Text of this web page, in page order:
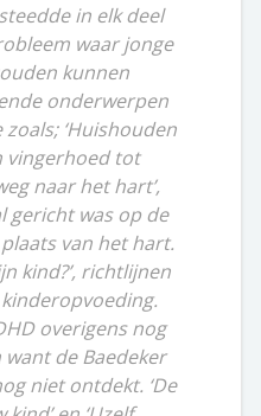
in elk deel
waar jonge
kunnen
onderwerpen
‘Huishouden
vingerhoed tot
naar het hart’,
gericht was op de
van het hart.
kind?’, richtlijnen
overigens nog
de Baedeker
niet ontdekt. ‘De